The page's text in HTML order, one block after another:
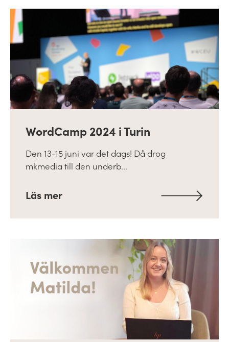
WordCamp 2024 i Turin
Den 13-15 juni var det dags! Då drog
mkmedia till den underb...
Läs mer